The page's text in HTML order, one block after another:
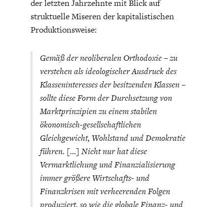
der letzten Jahrzehnte mit Blick auf
struktuelle Miseren der kapitalistischen
Produktionsweise:
Gemäß der neoliberalen Orthodoxie – zu
verstehen als ideologischer Ausdruck des
Klasseninteresses der besitzenden Klassen –
sollte diese Form der Durchsetzung von
Marktprinzipien zu einem stabilen
ökonomisch-gesellschaftlichen
Gleichgewicht, Wohlstand und Demokratie
führen. […] Nicht nur hat diese
Vermarktlichung und Finanzialisierung
immer größere Wirtschafts- und
Finanzkrisen mit verheerenden Folgen
produziert, so wie die globale Finanz- und